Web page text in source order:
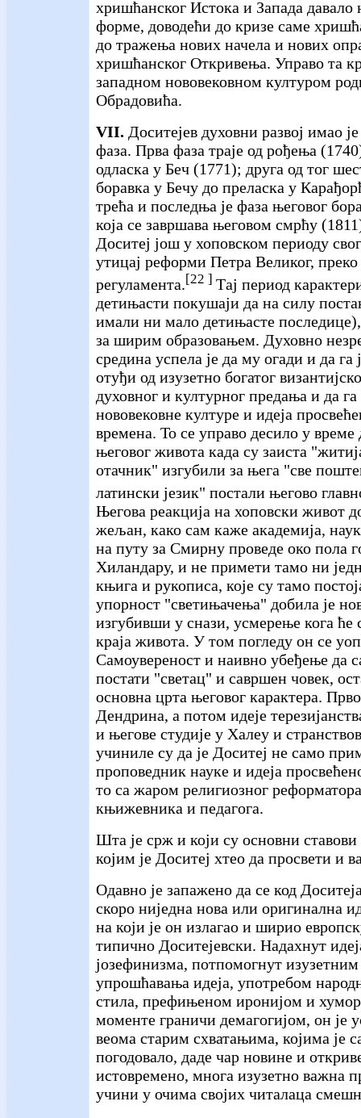
хришћанског Истока и Запада давало
форме, доводећи до кризе саме
до тражења нових начела и нових
хришћанског Откривења. Управо та
западном нововековном културом
Обрадовића.
VII. Доситејев духовни развој имао
фаза. Прва фаза траје од рођења
одласка у Беч (1771); друга од тог
боравка у Бечу до преласка у
трећа и последња је фаза његовог
која се завршава његовом смрћу
Доситеј још у хоповском периоду
утицај реформи Петра Великог,
регуламента.[22 ] Тај период
детињасти покушаји да на силу
имали ни мало детињасте
за ширим образовањем. Духовно
средина успела је да му огади и да га
отуђи од изузетно богатог
духовног и културног предања и да
нововековне културе и идеја
времена. То се управо десило у време
његовог живота када су заиста
отачник" изгубили за њега "све
латински језик" постали његово
Његова реакција на хоповски живот
жељан, како сам каже академија,
на путу за Смирну проведе око пола
Хиландару, и не примети тамо ни
књига и рукописа, које су тамо
упорност "светињачења" добила је
изгубивши у снази, усмерење кога ће
краја живота. У том погледу он се
Самоувереност и наивно убеђење да
постати "светац" и савршен човек,
основна црта његовог карактера.
Дендрина, а потом идеје
и његове студије у Халеу и
учиниле су да је Доситеј не само
проповедник науке и идеја
то са жаром религиозног
књижевника и педагога.
Шта је срж и који су основни
којим је Доситеј хтео да просвети и
Одавно је запажено да се код
скоро ниједна нова или оригинална
на који је он излагао и ширио
типично Доситејевски. Надахнут
јозефинизма, потпомогнут
упрошћавања идеја, употребом
стила, префињеном иронијом и
моменте граничи демагогијом, он је
веома старим схватањима, којима је
погодовало, даде чар новине и
истовремено, многа изузетно важна
учини у очима својих читалаца